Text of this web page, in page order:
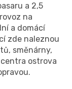
a 2,5
na
a domácí
zde naleznou
směnárny,
ostrova